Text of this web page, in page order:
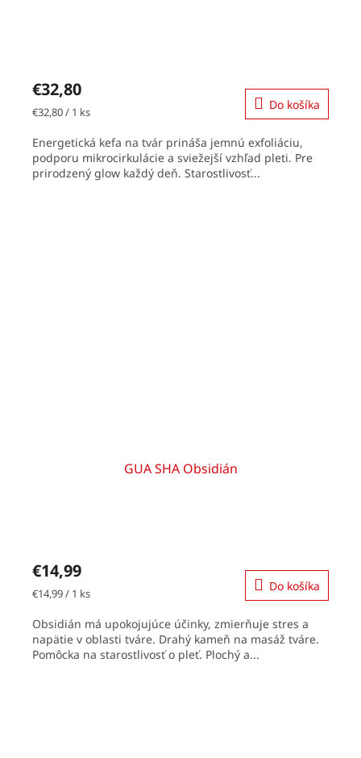
€32,80
Jednotková
€32,80 / 1 ks Do košíka
Energetická kefa na tvár prináša jemnú exfoliáciu,
podporu mikrocirkulácie a sviežejší vzhľad pleti. Pre
prirodzený glow každý deň. Starostlivosť...
GUA SHA Obsidián
€14,99
Jednotková
€14,99 / 1 ks Do košíka
Obsidián má upokojujúce účinky, zmierňuje stres a
napätie v oblasti tváre. Drahý kameň na masáž tváre.
Pomôcka na starostlivosť o pleť. Plochý a...